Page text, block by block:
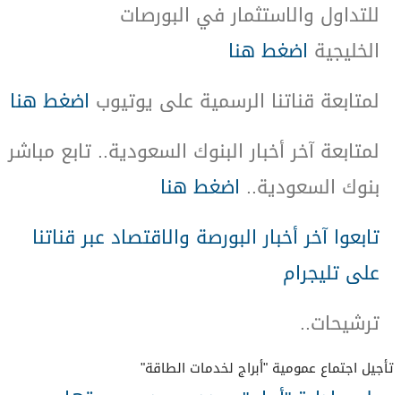
للتداول والاستثمار في البورصات
الخليجية اضغط هنا
لمتابعة قناتنا الرسمية على يوتيوب اضغط هنا
لمتابعة آخر أخبار البنوك السعودية.. تابع مباشر
بنوك السعودية.. اضغط هنا
تابعوا آخر أخبار البورصة والاقتصاد عبر قناتنا
على تليجرام
ترشيحات..
تأجيل اجتماع عمومية "أبراج لخدمات الطاقة"